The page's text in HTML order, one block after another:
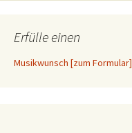
Erfülle einen
Musikwunsch [zum Formular]